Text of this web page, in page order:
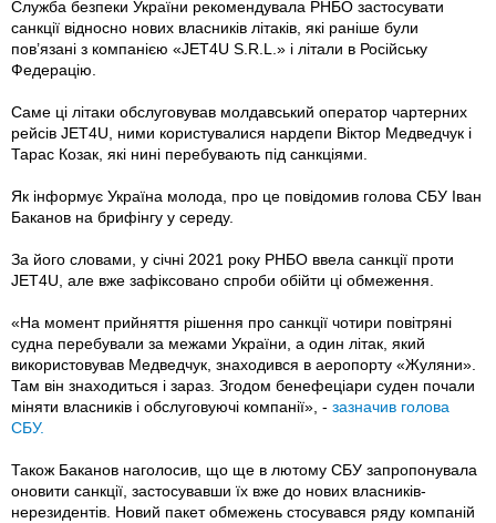
Служба безпеки України рекомендувала РНБО застосувати
санкції відносно нових власників літаків, які раніше були
пов’язані з компанією «JET4U S.R.L.» і літали в Російську
Федерацію.
Саме ці літаки обслуговував молдавський оператор чартерних
рейсів JET4U, ними користувалися нардепи Віктор Медведчук і
Тарас Козак, які нині перебувають під санкціями.
Як інформує Україна молода, про це повідомив голова СБУ Іван
Баканов на брифінгу у середу.
За його словами, у січні 2021 року РНБО ввела санкції проти
JET4U, але вже зафіксовано спроби обійти ці обмеження.
«На момент прийняття рішення про санкції чотири повітряні
судна перебували за межами України, а один літак, який
використовував Медведчук, знаходився в аеропорту «Жуляни».
Там він знаходиться і зараз. Згодом бенефеціари суден почали
міняти власників і обслуговуючі компанії», - зазначив голова
СБУ.
Також Баканов наголосив, що ще в лютому СБУ запропонувала
оновити санкції, застосувавши їх вже до нових власників-
нерезидентів. Новий пакет обмежень стосувався ряду компаній